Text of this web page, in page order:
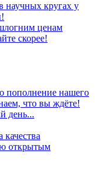
научных кругах у
ценам
скорее!
пополнение нашего
что вы ждёте!
день...
открытым